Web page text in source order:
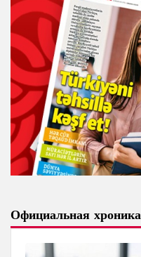
Официальная хроника